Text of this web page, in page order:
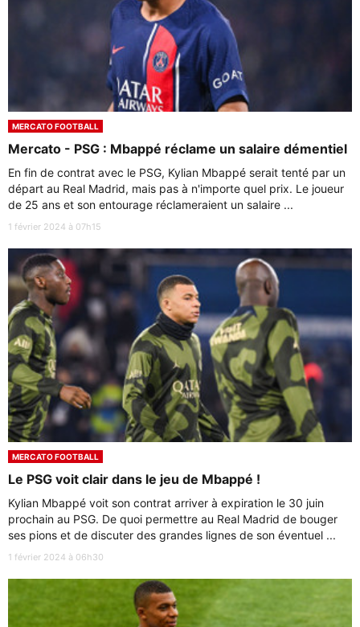
MERCATO FOOTBALL
Mercato - PSG : Mbappé réclame un salaire démentiel
En fin de contrat avec le PSG, Kylian Mbappé serait tenté par un
départ au Real Madrid, mais pas à n'importe quel prix. Le joueur
de 25 ans et son entourage réclameraient un salaire ...
1 février 2024 à 07h15
MERCATO FOOTBALL
Le PSG voit clair dans le jeu de Mbappé !
Kylian Mbappé voit son contrat arriver à expiration le 30 juin
prochain au PSG. De quoi permettre au Real Madrid de bouger
ses pions et de discuter des grandes lignes de son éventuel ...
1 février 2024 à 06h30